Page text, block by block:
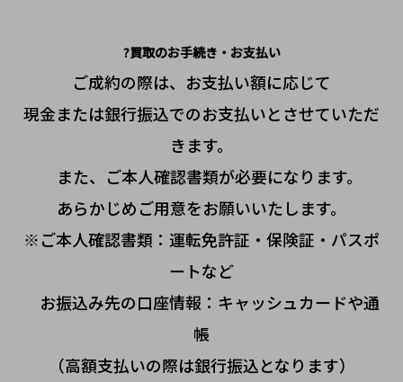
?買取のお手続き・お支払い
ご成約の際は、お支払い額に応じて
現金または銀行振込でのお支払いとさせていただ
きます。
また、ご本人確認書類が必要になります。
あらかじめご用意をお願いいたします。
※ご本人確認書類：運転免許証・保険証・パスポ
ートなど
お振込み先の口座情報：キャッシュカードや通
帳
（高額支払いの際は銀行振込となります）